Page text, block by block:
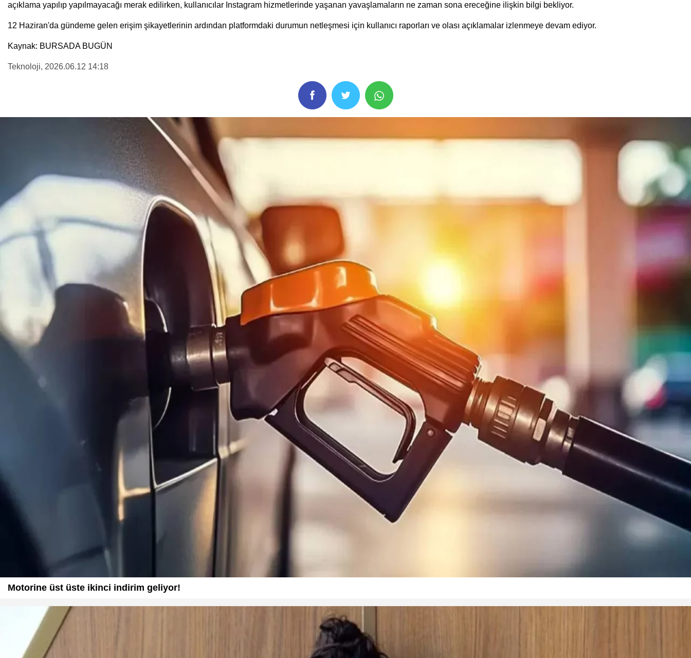
açıklama yapılıp yapılmayacağı merak edilirken, kullanıcılar Instagram hizmetlerinde yaşanan yavaşlamaların ne zaman sona ereceğine ilişkin bilgi bekliyor.
12 Haziran'da gündeme gelen erişim şikayetlerinin ardından platformdaki durumun netleşmesi için kullanıcı raporları ve olası açıklamalar izlenmeye devam ediyor.
Kaynak: BURSADA BUGÜN
Teknoloji, 2026.06.12 14:18
Motorine üst üste ikinci indirim geliyor!